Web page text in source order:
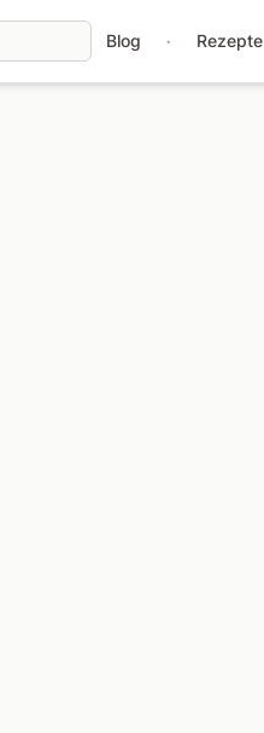
Blog · Rezepte